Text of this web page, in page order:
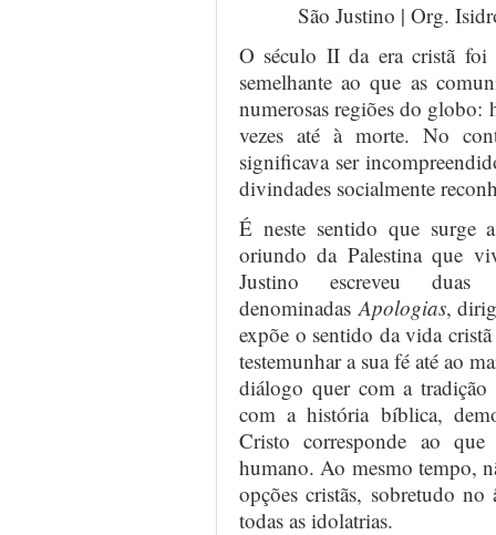
São Justino | Org.
O século II da era cristã foi
semelhante ao que as
numerosas regiões do globo:
vezes até à morte. No
significava ser
divindades socialmente
É neste sentido que surge
oriundo da Palestina que
Justino escreveu
denominadasApologias,
expõe o sentido da vida
testemunhar a sua fé até ao
diálogo quer com a
com a história bíblica,
Cristo corresponde ao
humano. Ao mesmo tempo,
opções cristãs, sobretudo
todas as idolatrias.